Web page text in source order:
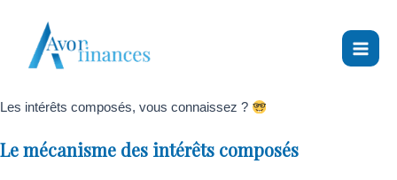
contenu
Les intérêts composés, vous connaissez ?
Le mécanisme des intérêts composés
articles